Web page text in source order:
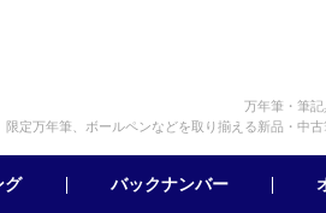
万年筆・筆
定万年筆、ボールペンなどを取り揃える新品・中
グ バックナンバー